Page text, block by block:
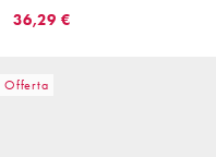
in chiffon
36,29 €
Offerta